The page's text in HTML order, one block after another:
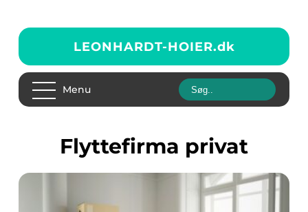
LEONHARDT-HOIER.dk
Menu
flyttefirma privat